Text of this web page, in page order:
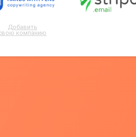
Добавить
компанию